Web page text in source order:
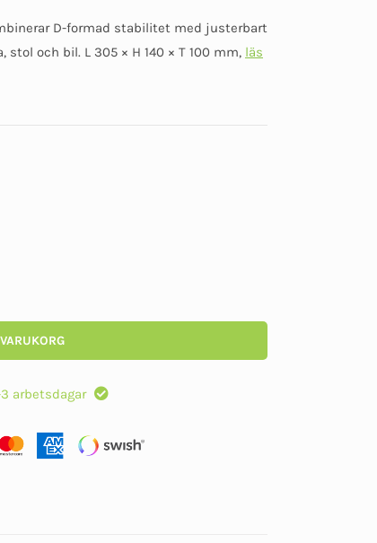
baserat på
D-formad stabilitet med justerbart
och bil. L 305 × H 140 × T 100 mm, läs
3 arbetsdagar